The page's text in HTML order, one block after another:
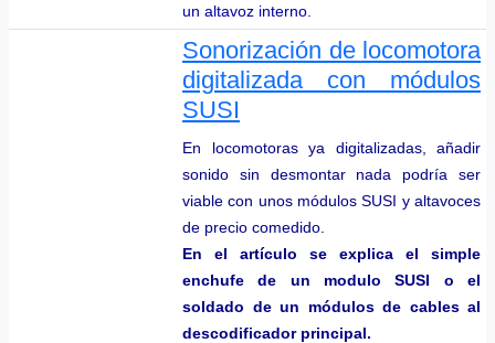
un altavoz interno.
Sonorización de locomotora
digitalizada con módulos
SUSI
En locomotoras ya digitalizadas, añadir
sonido sin desmontar nada podría ser
viable con unos módulos SUSI y altavoces
de precio comedido.
En el artículo se explica el simple
enchufe de un modulo SUSI o el
soldado de un módulos de cables al
descodificador principal.